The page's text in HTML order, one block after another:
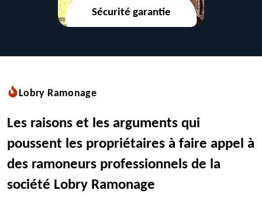
Sécurité garantie
Lobry Ramonage
Les raisons et les arguments qui
poussent les propriétaires à faire appel à
des ramoneurs professionnels de la
société Lobry Ramonage